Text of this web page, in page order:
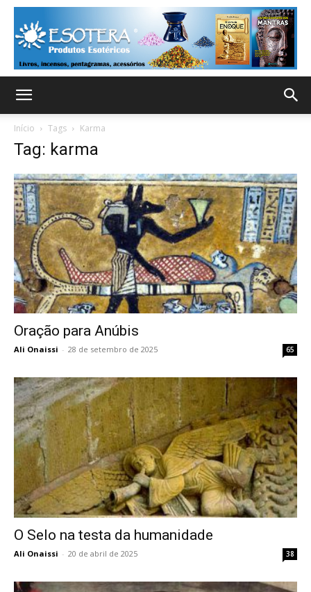
Início Tags Karma
Tag: karma
Oração para Anúbis
Ali Onaissi - 28 de setembro de 2025 65
O Selo na testa da humanidade
Ali Onaissi - 20 de abril de 2025 38